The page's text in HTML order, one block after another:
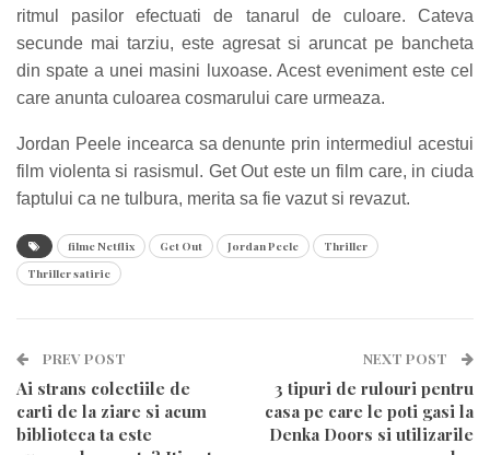
ritmul pasilor efectuati de tanarul de culoare. Cateva
secunde mai tarziu, este agresat si aruncat pe bancheta
din spate a unei masini luxoase. Acest eveniment este cel
care anunta culoarea cosmarului care urmeaza.
Jordan Peele incearca sa denunte prin intermediul acestui
film violenta si rasismul. Get Out este un film care, in ciuda
faptului ca ne tulbura, merita sa fie vazut si revazut.
filme Netflix Get Out Jordan Peele
Thriller
Thriller satiric
PREV POST
Ai strans colectiile de
carti de la ziare si acum
biblioteca ta este
NEXT POST
3 tipuri de rulouri pentru
casa pe care le poti gasi la
Denka Doors si utilizarile